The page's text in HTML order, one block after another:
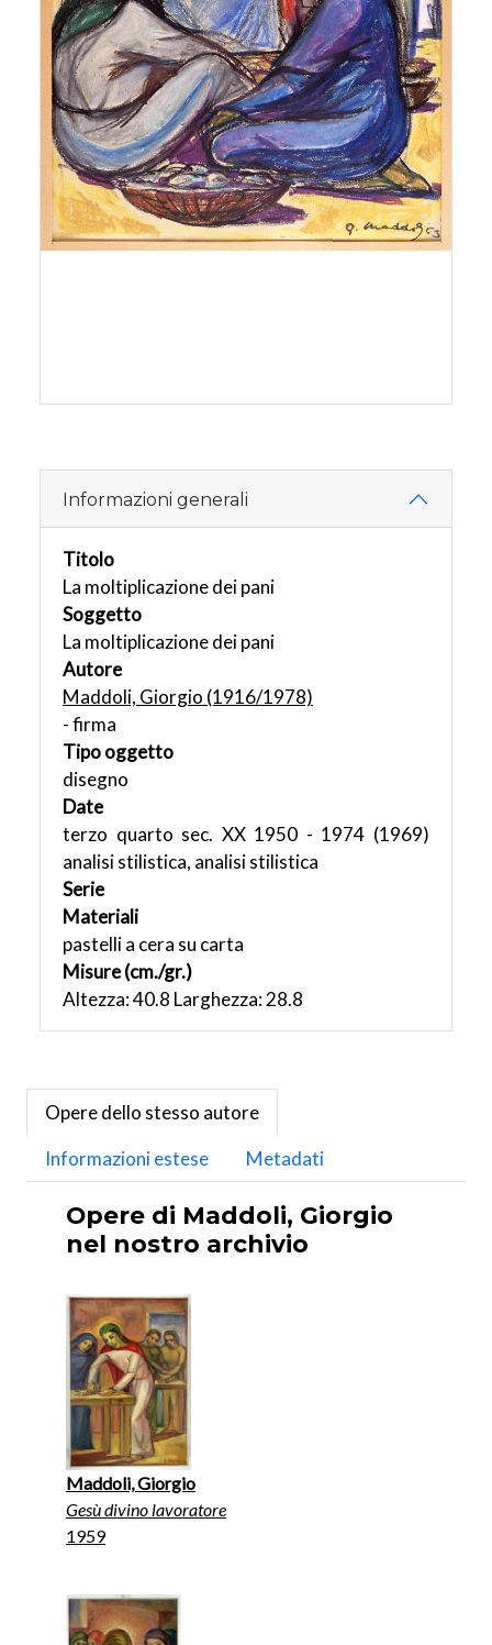
Informazioni generali
Titolo
La moltiplicazione dei pani
Soggetto
La moltiplicazione dei pani
Autore
Maddoli, Giorgio (1916/1978)
- firma
Tipo oggetto
disegno
Date
terzo quarto sec. XX 1950 - 1974 (1969)
analisi stilistica, analisi stilistica
Serie
Materiali
pastelli a cera su carta
Misure (cm./gr.)
Altezza: 40.8 Larghezza: 28.8
Opere dello stesso autore
Informazioni estese
Metadati
Opere di Maddoli, Giorgio
nel nostro archivio
Maddoli, Giorgio
Gesù divino lavoratore
1959